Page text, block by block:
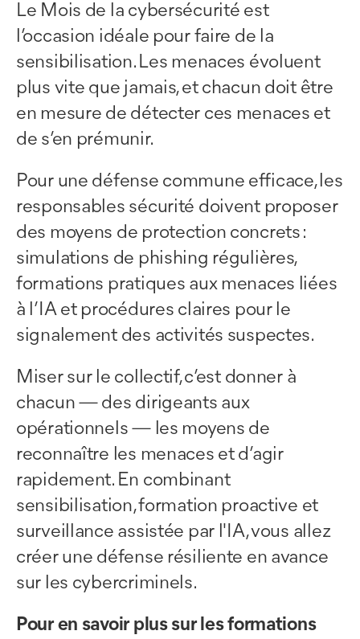
Le Mois de la cybersécurité est
l’occasion idéale pour faire de la
sensibilisation. Les menaces évoluent
plus vite que jamais, et chacun doit être
en mesure de détecter ces menaces et
de s’en prémunir.
Pour une défense commune efficace, les
responsables sécurité doivent proposer
des moyens de protection concrets :
simulations de phishing régulières,
formations pratiques aux menaces liées
à l’IA et procédures claires pour le
signalement des activités suspectes.
Miser sur le collectif, c’est donner à
chacun — des dirigeants aux
opérationnels — les moyens de
reconnaître les menaces et d’agir
rapidement. En combinant
sensibilisation, formation proactive et
surveillance assistée par l'IA, vous allez
créer une défense résiliente en avance
sur les cybercriminels.
Pour en savoir plus sur les formations